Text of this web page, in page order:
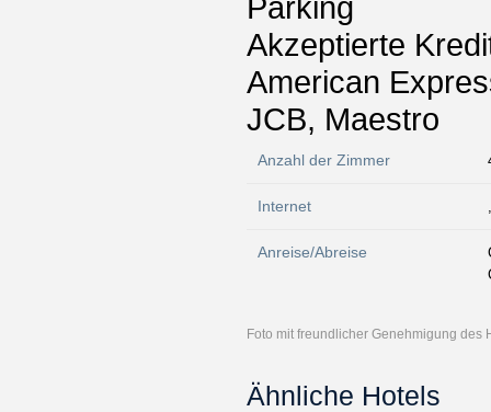
Parking
Akzeptierte
American
JCB, Maestro
Anzahl der Zimmer
Internet
Anreise/Abreise
Foto mit freundlicher Genehmigung des
Ähnliche Hotels